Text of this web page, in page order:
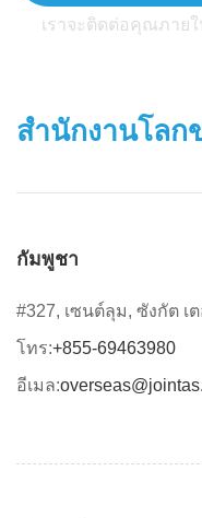
เราจะติดต่อคุณภาย
สํานักงานโลก
กัมพูชา
#327, เซนต์ลุม, ซังกัต
โทร:+855-69463980
อีเมล: